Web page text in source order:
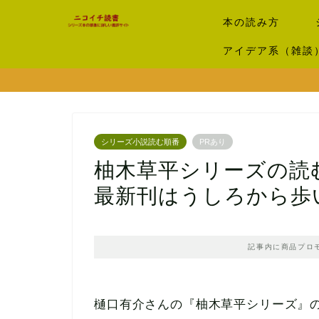
本の読み方
アイデア系（雑談
シリーズ小説読む順番 PRあり
柚木草平シリーズの
最新刊はうしろから
記事内に商品プロ
樋口有介さんの『柚木草平シリーズ』